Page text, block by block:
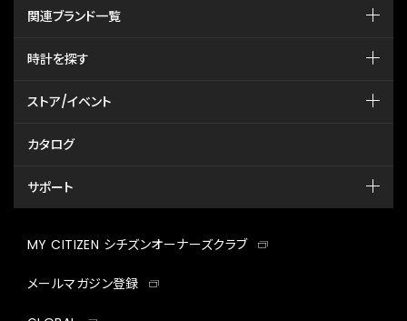
関連ブランド一覧
時計を探す
ストア/イベント
カタログ
サポート
MY CITIZEN シチズンオーナーズクラブ
メールマガジン登録